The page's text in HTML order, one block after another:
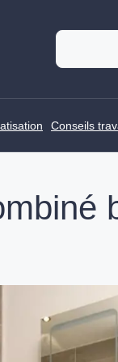
Rechercher
Conseils